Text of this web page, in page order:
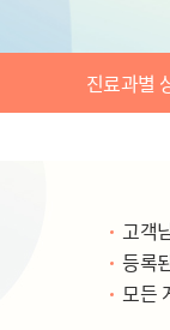
진료과별
고객
등록
모든